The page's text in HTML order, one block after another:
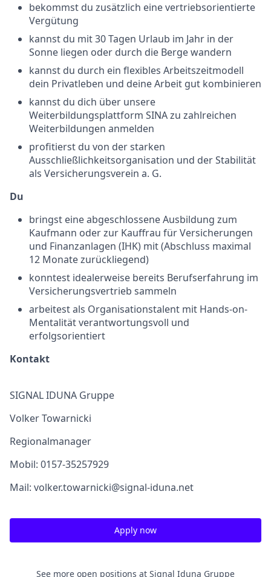
bekommst du zusätzlich eine vertriebsorientierte
Vergütung
kannst du mit 30 Tagen Urlaub im Jahr in der
Sonne liegen oder durch die Berge wandern
kannst du durch ein flexibles Arbeitszeitmodell
dein Privatleben und deine Arbeit gut kombinieren
kannst du dich über unsere
Weiterbildungsplattform SINA zu zahlreichen
Weiterbildungen anmelden
profitierst du von der starken
Ausschließlichkeitsorganisation und der Stabilität
als Versicherungsverein a. G.
Du
bringst eine abgeschlossene Ausbildung zum
Kaufmann oder zur Kauffrau für Versicherungen
und Finanzanlagen (IHK) mit (Abschluss maximal
12 Monate zurückliegend)
konntest idealerweise bereits Berufserfahrung im
Versicherungsvertrieb sammeln
arbeitest als Organisationstalent mit Hands-on-
Mentalität verantwortungsvoll und
erfolgsorientiert
Kontakt
SIGNAL IDUNA Gruppe
Volker Towarnicki
Regionalmanager
Mobil: 0157-35257929
Mail: volker.towarnicki@signal-iduna.net
Apply now
See more open positions at Signal Iduna Gruppe